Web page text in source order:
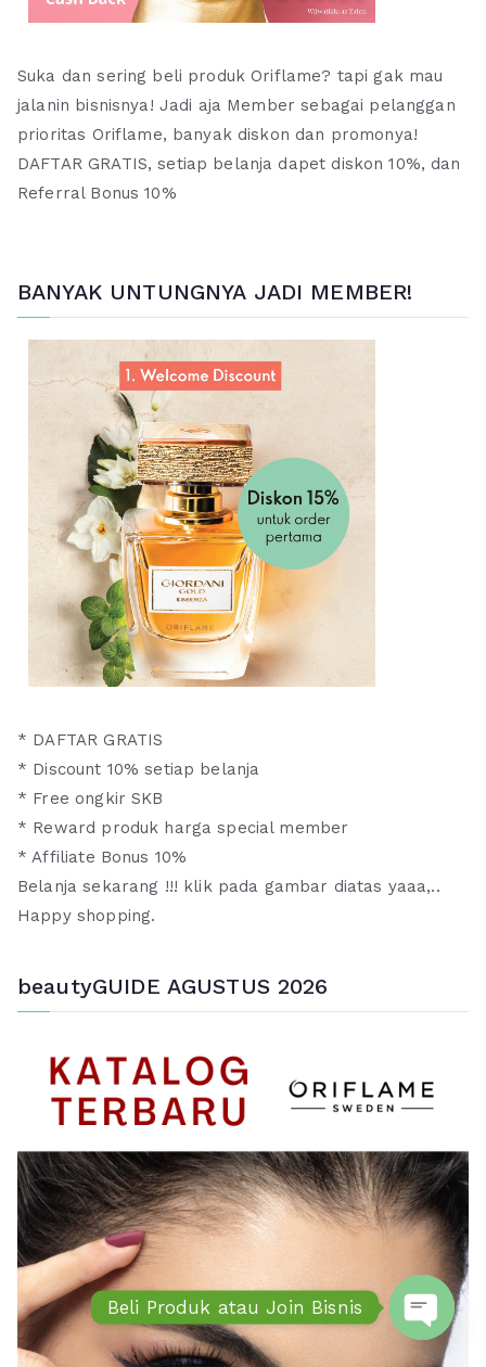
Suka dan sering beli produk Oriflame? tapi gak mau
jalanin bisnisnya! Jadi aja Member sebagai pelanggan
prioritas Oriflame, banyak diskon dan promonya!
DAFTAR GRATIS, setiap belanja dapet diskon 10%, dan
Referral Bonus 10%
BANYAK UNTUNGNYA JADI MEMBER!
* DAFTAR GRATIS
* Discount 10% setiap belanja
* Free ongkir SKB
* Reward produk harga special member
* Affiliate Bonus 10%
Belanja sekarang !!! klik pada gambar diatas yaaa,..
Happy shopping.
beautyGUIDE AGUSTUS 2026
Beli Produk atau Join Bisnis
Open